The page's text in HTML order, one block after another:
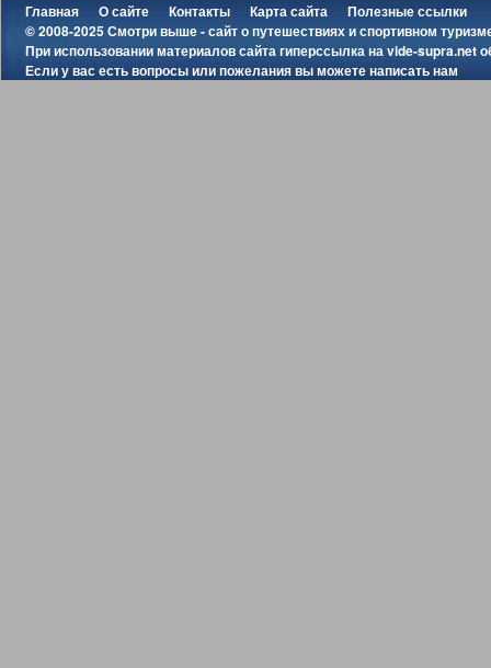
Главная О сайте Контакты Карта сайта
Полезные ссылки
© 2008-2025 Смотри выше - сайт о путешествиях и спортивном
При использовании материалов сайта гиперссылка наvide-supra.net
Если у вас есть вопросы или пожелания вы можетенаписать нам